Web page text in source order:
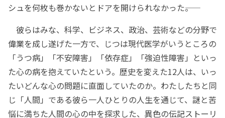
シュを何枚も巻かないとドアを開けられなかった――。
彼らはみな、科学、ビジネス、政治、芸術などの分野で
偉業を成し遂げた一方で、じつは現代医学がいうところの
「うつ病」「不安障害」「依存症」「強迫性障害」といっ
た心の病を抱えていたという。歴史を変えた12人は、いっ
たいどんな心の問題に直面していたのか。わたしたちと同
じ「人間」である彼ら一人ひとりの人生を通じて、謎と苦
悩に満ちた人間の心の中を探求した、異色の伝記ストーリ